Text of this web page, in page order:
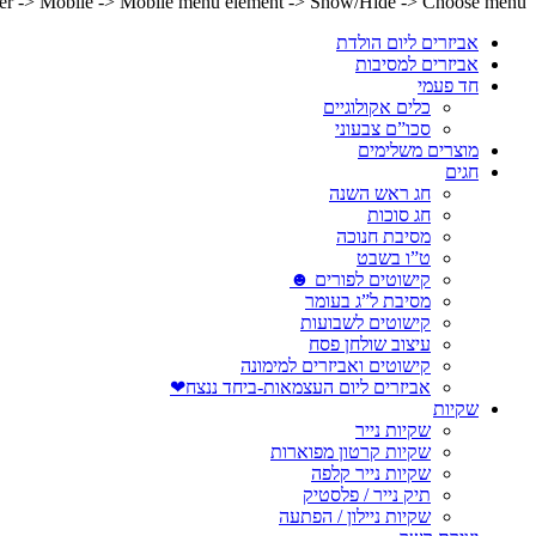
אביזרים ליום הולדת
אביזרים למסיבות
חד פעמי
כלים אקולוגיים
סכו”ם צבעוני
מוצרים משלימים
חגים
חג ראש השנה
חג סוכות
מסיבת חנוכה
ט”ו בשבט
קישוטים לפורים ☻
מסיבת ל”ג בעומר
קישוטים לשבועות
עיצוב שולחן פסח
קישוטים ואביזרים למימונה
אביזרים ליום העצמאות-ביחד ננצח❤
שקיות
שקיות נייר
שקיות קרטון מפוארות
שקיות נייר קלפה
תיק נייר / פלסטיק
שקיות ניילון / הפתעה